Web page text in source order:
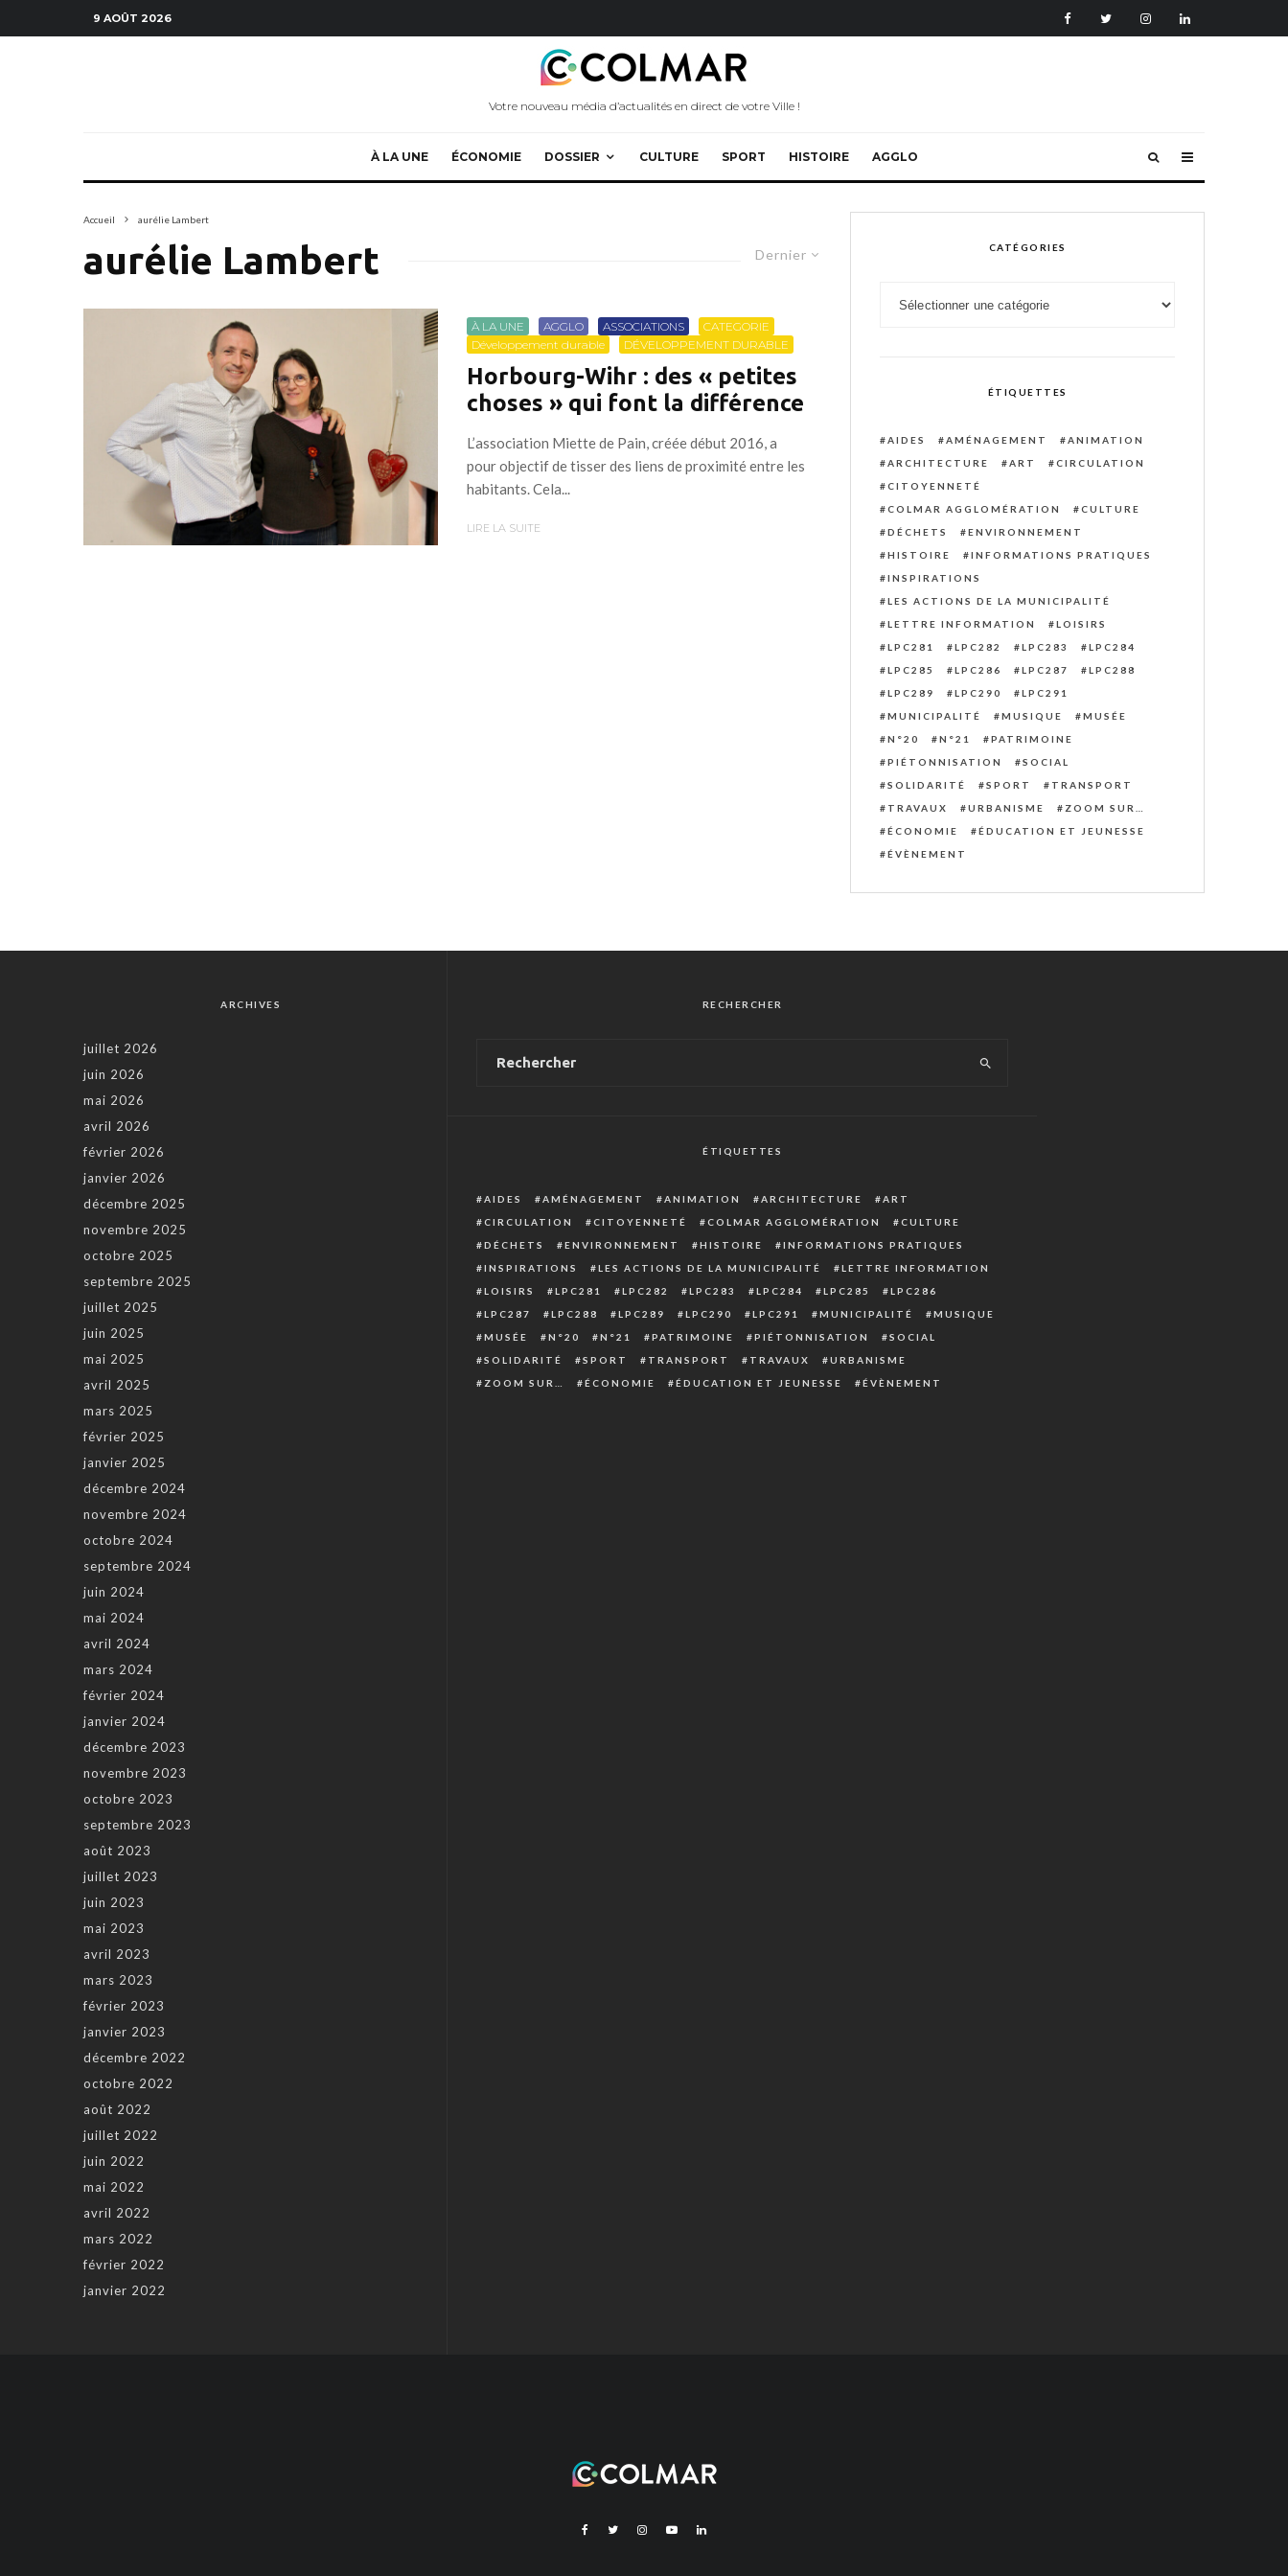
9 AOÛT 2026
Votre nouveau média d’actualités en direct de votre Ville !
À LA UNE ÉCONOMIE DOSSIER CULTURE SPORT HISTOIRE AGGLO
Accueil aurélie Lambert
Dernier
aurélie Lambert
À LA UNE AGGLO ASSOCIATIONS
CATEGORIE
Développement durable
DÉVELOPPEMENT DURABLE
Horbourg-Wihr : des « petites
choses » qui font la différence
L’association Miette de Pain, créée début 2016, a
pour objectif de tisser des liens de proximité entre les
habitants. Cela...
LIRE LA SUITE
CATÉGORIES
ÉTIQUETTES
AIDES AMÉNAGEMENT
ANIMATION
ARCHITECTURE
ART
CIRCULATION
CITOYENNETÉ
COLMAR AGGLOMÉRATION
CULTURE
DÉCHETS
ENVIRONNEMENT
HISTOIRE
INFORMATIONS PRATIQUES
INSPIRATIONS
LES ACTIONS DE LA MUNICIPALITÉ
LETTRE INFORMATION
LOISIRS
LPC281
LPC282 LPC283
LPC284
LPC285
LPC286 LPC287
LPC288
LPC289
LPC290
LPC291
MUNICIPALITÉ
MUSIQUE
MUSÉE
N°20
N°21
PATRIMOINE
PIÉTONNISATION
SOCIAL
SOLIDARITÉ
SPORT
TRANSPORT
TRAVAUX
URBANISME
ZOOM SUR…
ÉCONOMIE
ÉDUCATION ET JEUNESSE
ÉVÈNEMENT
ARCHIVES
juillet 2026
juin 2026
mai 2026
avril 2026
février 2026
janvier 2026
décembre 2025
novembre 2025
octobre 2025
septembre 2025
juillet 2025
juin 2025
mai 2025
avril 2025
mars 2025
février 2025
janvier 2025
décembre 2024
novembre 2024
octobre 2024
septembre 2024
juin 2024
mai 2024
avril 2024
mars 2024
février 2024
janvier 2024
décembre 2023
novembre 2023
octobre 2023
septembre 2023
août 2023
juillet 2023
juin 2023
mai 2023
avril 2023
mars 2023
février 2023
janvier 2023
décembre 2022
octobre 2022
août 2022
juillet 2022
juin 2022
mai 2022
avril 2022
mars 2022
février 2022
janvier 2022
RECHERCHER
ÉTIQUETTES
AIDES AMÉNAGEMENT ANIMATION ARCHITECTURE
ART
CIRCULATION
CITOYENNETÉ COLMAR AGGLOMÉRATION
CULTURE
DÉCHETS
ENVIRONNEMENT HISTOIRE
INFORMATIONS PRATIQUES
INSPIRATIONS
LES ACTIONS DE LA MUNICIPALITÉ
LETTRE INFORMATION
LOISIRS
LPC281 LPC282 LPC283 LPC284 LPC285
LPC286
LPC287
LPC288 LPC289 LPC290 LPC291 MUNICIPALITÉ
MUSIQUE
MUSÉE
N°20 N°21 PATRIMOINE PIÉTONNISATION
SOCIAL
SOLIDARITÉ
SPORT TRANSPORT TRAVAUX
URBANISME
ZOOM SUR…
ÉCONOMIE ÉDUCATION ET JEUNESSE ÉVÈNEMENT